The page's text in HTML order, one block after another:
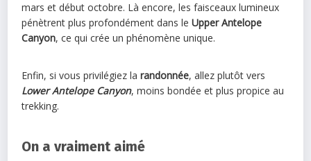
mars et début octobre. Là encore, les faisceaux lumineux
pénètrent plus profondément dans leUpper Antelope
Canyon, ce qui crée un phénomène unique.
Enfin, si vous privilégiez larandonnée, allez plutôt vers
Lower Antelope Canyon, moins bondée et plus propice au
trekking.
On a vraiment aimé